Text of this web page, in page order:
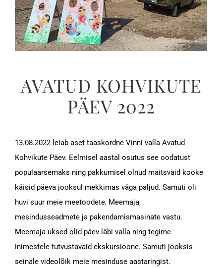
AVATUD KOHVIKUTE
PÄEV 2022
13.08.2022 leiab aset taaskordne Vinni valla Avatud
Kohvikute Päev. Eelmisel aastal osutus see oodatust
populaarsemaks ning pakkumisel olnud maitsvaid kooke
käisid päeva jooksul mekkimas väga paljud. Samuti oli
huvi suur meie meetoodete, Meemaja,
mesindusseadmete ja pakendamismasinate vastu.
Meemaja uksed olid päev läbi valla ning tegime
inimestele tutvustavaid ekskursioone. Samuti jooksis
seinale videolõik meie mesinduse aastaringist.